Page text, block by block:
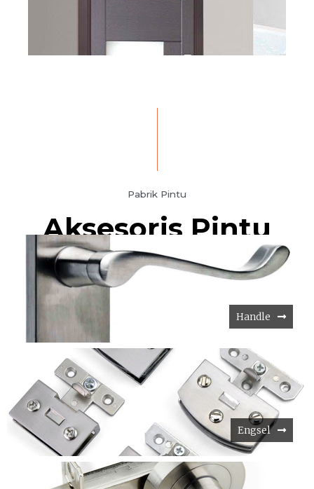
Pabrik Pintu
Aksesoris Pintu
Handle
Engsel